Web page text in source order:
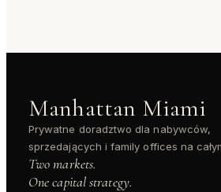
Manhattan Miami
Prywatne doradztwo dla nabywców,
sprzedających i family offices na
Two markets.
One capital strategy.